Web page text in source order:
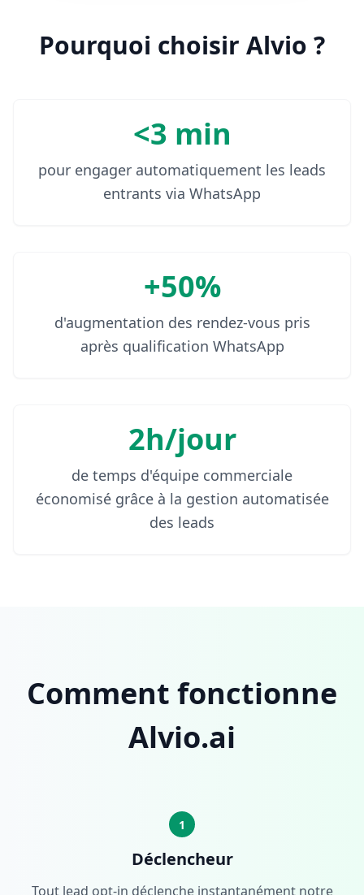
Pourquoi choisir Alvio ?
<3 min
pour engager automatiquement les leads
entrants via WhatsApp
+50%
d'augmentation des rendez-vous pris
après qualification WhatsApp
2h/jour
de temps d'équipe commerciale
économisé grâce à la gestion automatisée
des leads
Comment fonctionne
Alvio.ai
1
Déclencheur
Tout lead opt-in déclenche instantanément notre